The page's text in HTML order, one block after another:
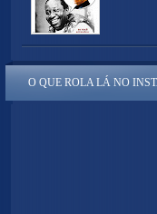
O QUE ROLA LÁ NO